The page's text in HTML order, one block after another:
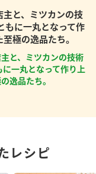
主と、ミツカンの技
もに一丸となって作
至極の逸品たち。
と、ミツカンの技術
に一丸となって作り上
逸品たち。
レシピ